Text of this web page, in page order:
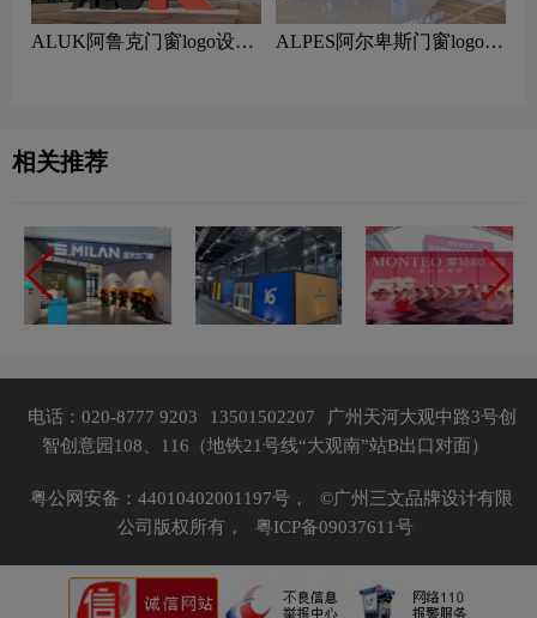
ALUK阿鲁克门窗logo设计
ALPES阿尔卑斯门窗logo设
相关推荐
电话：020-8777 9203 13501502207
广州天河大观中路3号创
智创意园108、116（地铁21号线“大观南”站B出口对面）
粤公网安备：44010402001197号，
©广州三文品牌设计有限
公司版权所有，
粤ICP备09037611号